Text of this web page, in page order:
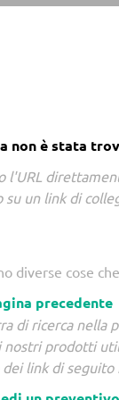
non è stata
l'URL
su un link di
diverse cose
precedente
di ricerca nella
nostri prodotti
dei link di